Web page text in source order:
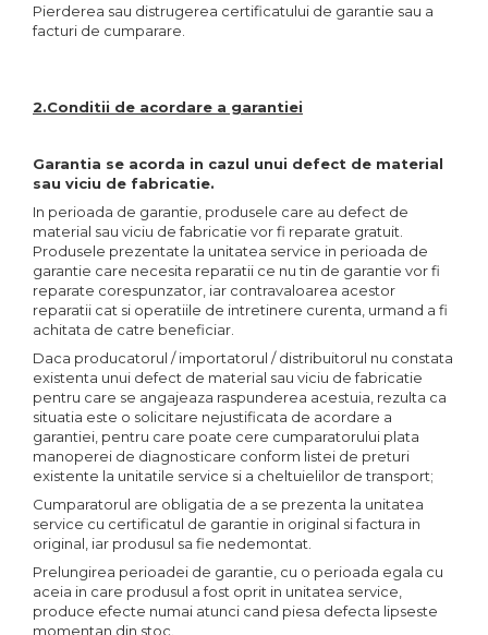
Pierderea sau distrugerea certificatului de garantie sau a
facturi de cumparare.
2.Conditii de acordare a garantiei
Garantia se acorda in cazul unui defect de material
sau viciu de fabricatie.
In perioada de garantie, produsele care au defect de
material sau viciu de fabricatie vor fi reparate gratuit.
Produsele prezentate la unitatea service in perioada de
garantie care necesita reparatii ce nu tin de garantie vor fi
reparate corespunzator, iar contravaloarea acestor
reparatii cat si operatiile de intretinere curenta, urmand a fi
achitata de catre beneficiar.
Daca producatorul / importatorul / distribuitorul nu constata
existenta unui defect de material sau viciu de fabricatie
pentru care se angajeaza raspunderea acestuia, rezulta ca
situatia este o solicitare nejustificata de acordare a
garantiei, pentru care poate cere cumparatorului plata
manoperei de diagnosticare conform listei de preturi
existente la unitatile service si a cheltuielilor de transport;
Cumparatorul are obligatia de a se prezenta la unitatea
service cu certificatul de garantie in original si factura in
original, iar produsul sa fie nedemontat.
Prelungirea perioadei de garantie, cu o perioada egala cu
aceia in care produsul a fost oprit in unitatea service,
produce efecte numai atunci cand piesa defecta lipseste
momentan din stoc.